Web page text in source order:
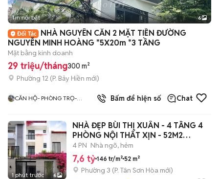
+2
Tin nổi bật 6
NHÀ NGUYÊN CĂN 2 MẶT TIỀN ĐƯỜNG
NGUYỄN MINH HOÀNG *5X20m *3 TẦNG
Mặt bằng kinh doanh
29 triệu/tháng300 m²
Phường 12 (P. Bảy Hiền mới)
CĂN HỘ- PHÒNG TRỌ-
4.0
Bấm để hiện số Chat
1 phút trước 6
NHÀ ĐẸP BÙI THỊ XUÂN - 4 TẦNG 4
PHÒNG NỘI THẤT XỊN - 52M2
(4*12.95)
4 PN Nhà ngõ, hẻm
7,6 tỷ 146 tr/m² 52 m²
Phường 3 (P. Tân Sơn Hòa mới)